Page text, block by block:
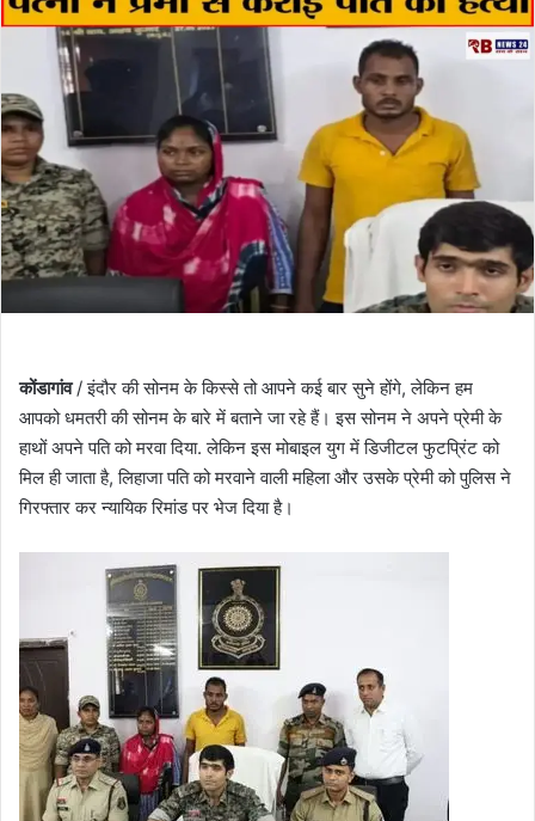
कोंडागांव/ इंदौर की सोनम के किस्से तो आपने कई बार सुने होंगे, लेकिन हम
आपको धमतरी की सोनम के बारे में बताने जा रहे हैं। इस सोनम ने अपने प्रेमी के
हाथों अपने पति को मरवा दिया. लेकिन इस मोबाइल युग में डिजीटल फुटप्रिंट को
मिल ही जाता है, लिहाजा पति को मरवाने वाली महिला और उसके प्रेमी को पुलिस ने
गिरफ्तार कर न्यायिक रिमांड पर भेज दिया है।